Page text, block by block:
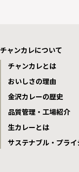
チャンカレについて
チャンカレとは
おいしさの理由
金沢カレーの歴史
品質管理・工場紹介
生カレーとは
サステナブル・プラ